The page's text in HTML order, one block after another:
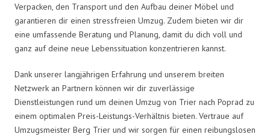
Verpacken, den Transport und den Aufbau deiner Möbel und
garantieren dir einen stressfreien Umzug. Zudem bieten wir dir
eine umfassende Beratung und Planung, damit du dich voll und
ganz auf deine neue Lebenssituation konzentrieren kannst.
Dank unserer langjährigen Erfahrung und unserem breiten
Netzwerk an Partnern können wir dir zuverlässige
Dienstleistungen rund um deinen Umzug von Trier nach Poprad zu
einem optimalen Preis-Leistungs-Verhältnis bieten. Vertraue auf
Umzugsmeister Berg Trier und wir sorgen für einen reibungslosen